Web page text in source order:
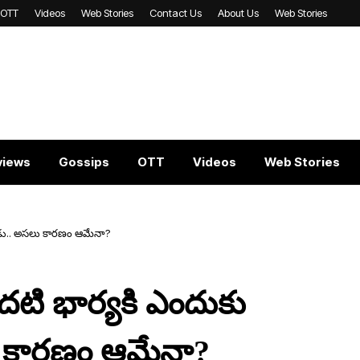
OTT Videos Web Stories Contact Us About Us Web Stories
Gossips OTT Videos Web Stories
అస‌లు కార‌ణం ఆమేనా?
భార్య‌కి ఎందుకు
కార‌ణం ఆమేనా?